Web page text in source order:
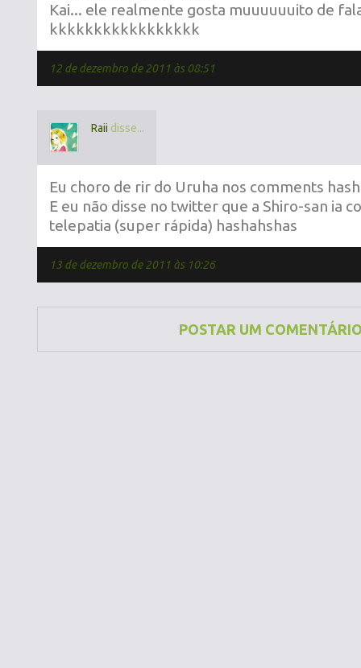
Kai... ele realmente gosta muuuuuuito de
kkkkkkkkkkkkkkkkk
12 de dezembro de 2011 às 08:51
Raii disse...
Eu choro de rir do Uruha nos comments
E eu não disse no twitter que a Shiro-san ia
telepatia (super rápida) hashahshas
13 de dezembro de 2011 às 10:26
POSTAR UM